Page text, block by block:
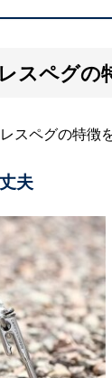
スペグの
スペグの特徴
夫